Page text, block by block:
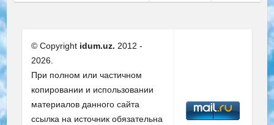
© Copyright idum.uz. 2012 -
2026.
При полном или частичном
копировании и использовании
материалов данного сайта
ссылка на источник обязательна